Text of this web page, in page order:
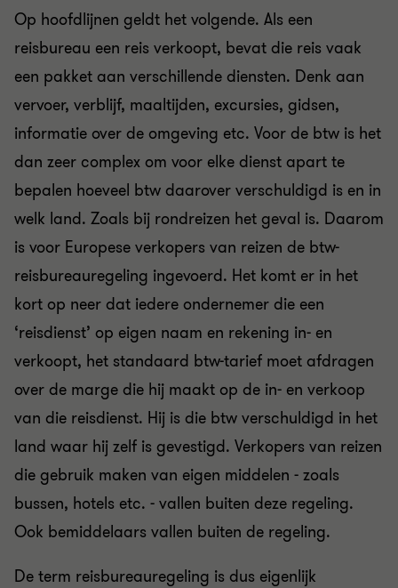
Op hoofdlijnen geldt het volgende. Als een
reisbureau een reis verkoopt, bevat die reis vaak
een pakket aan verschillende diensten. Denk aan
vervoer, verblijf, maaltijden, excursies, gidsen,
informatie over de omgeving etc. Voor de btw is het
dan zeer complex om voor elke dienst apart te
bepalen hoeveel btw daarover verschuldigd is en in
welk land. Zoals bij rondreizen het geval is. Daarom
is voor Europese verkopers van reizen de btw-
reisbureauregeling ingevoerd. Het komt er in het
kort op neer dat iedere ondernemer die een
‘reisdienst’ op eigen naam en rekening in- en
verkoopt, het standaard btw-tarief moet afdragen
over de marge die hij maakt op de in- en verkoop
van die reisdienst. Hij is die btw verschuldigd in het
land waar hij zelf is gevestigd. Verkopers van reizen
die gebruik maken van eigen middelen - zoals
bussen, hotels etc. - vallen buiten deze regeling.
Ook bemiddelaars vallen buiten de regeling.
De term reisbureauregeling is dus eigenlijk